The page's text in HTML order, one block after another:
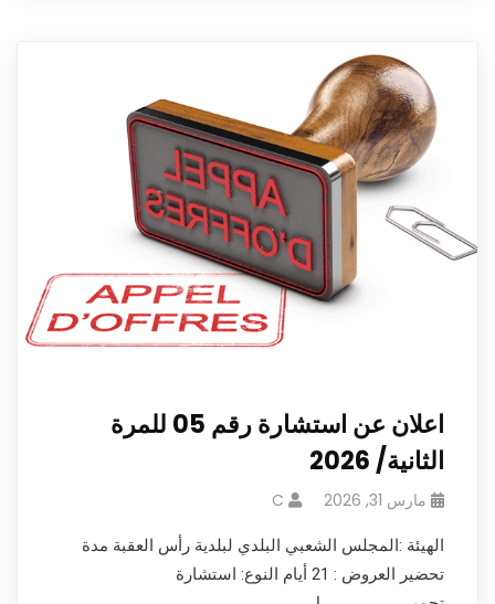
اعلان عن استشارة رقم 05 للمرة
الثانية/ 2026
مارس 31, 2026 C
الهيئة :المجلس الشعبي البلدي لبلدية رأس العقبة مدة
تحضير العروض : 21 أيام النوع: استشارة